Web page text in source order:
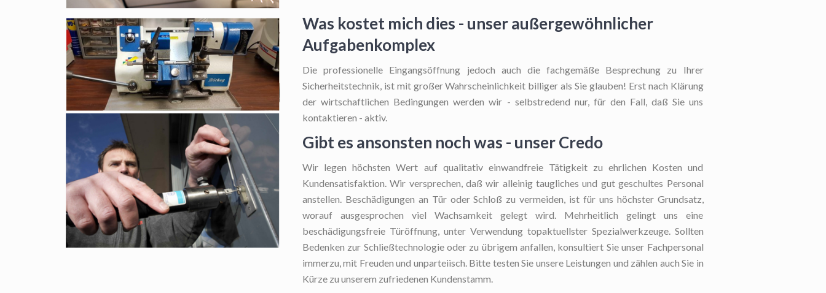
Was kostet mich dies - unser außergewöhnlicher
Aufgabenkomplex
Die professionelle Eingangsöffnung jedoch auch die fachgemäße Besprechung zu Ihrer
Sicherheitstechnik, ist mit großer Wahrscheinlichkeit billiger als Sie glauben! Erst nach Klärung
der wirtschaftlichen Bedingungen werden wir - selbstredend nur, für den Fall, daß Sie uns
kontaktieren - aktiv.
Gibt es ansonsten noch was - unser Credo
Wir legen höchsten Wert auf qualitativ einwandfreie Tätigkeit zu ehrlichen Kosten und
Kundensatisfaktion. Wir versprechen, daß wir alleinig taugliches und gut geschultes Personal
anstellen. Beschädigungen an Tür oder Schloß zu vermeiden, ist für uns höchster Grundsatz,
worauf ausgesprochen viel Wachsamkeit gelegt wird. Mehrheitlich gelingt uns eine
beschädigungsfreie Türöffnung, unter Verwendung topaktuellster Spezialwerkzeuge. Sollten
Bedenken zur Schließtechnologie oder zu übrigem anfallen, konsultiert Sie unser Fachpersonal
immerzu, mit Freuden und unparteiisch. Bitte testen Sie unsere Leistungen und zählen auch Sie in
Kürze zu unserem zufriedenen Kundenstamm.